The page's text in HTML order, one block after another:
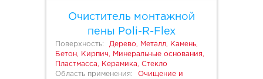
Очиститель монтажной
пены Poli-R-Flex
Поверхность:
Дерево, Металл, Камень,
Бетон, Кирпич, Минеральные основания,
Пластмасса, Керамика, Стекло
Область применения:
Очищение и